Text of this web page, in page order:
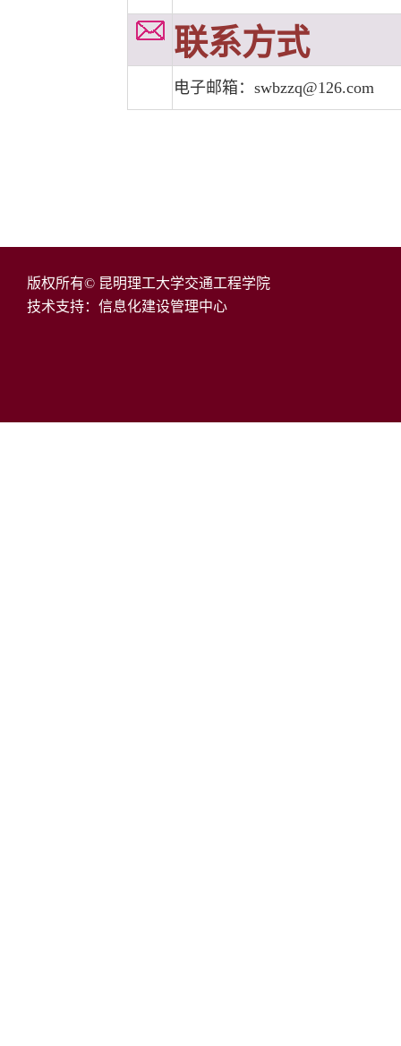
联系方式
电子邮箱：swbzzq@126.com
版权所有© 昆明理工大学交通工程学院
技术支持：信息化建设管理中心